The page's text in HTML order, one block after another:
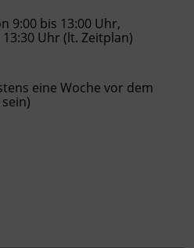
9:00 bis 13:00 Uhr,
Uhr (lt. Zeitplan)
eine Woche vor dem